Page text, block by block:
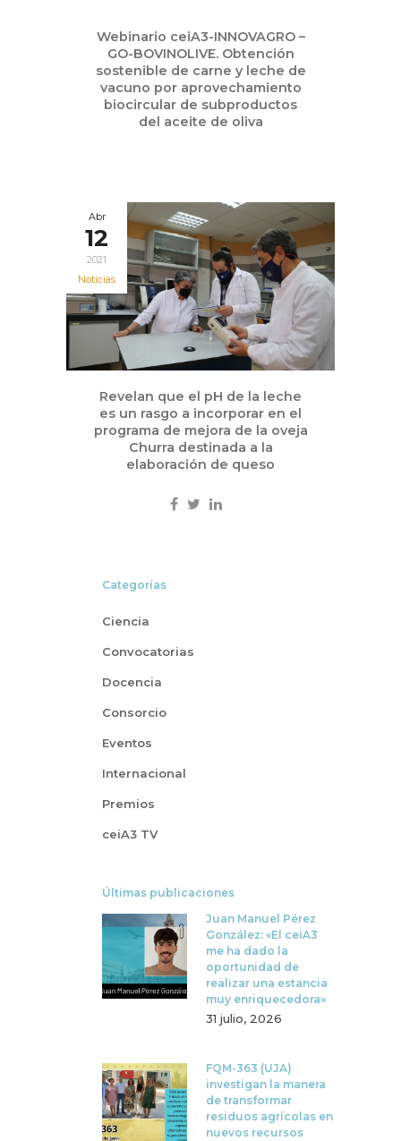
08
2024
Webinario ceiA3-INNOVAGRO –
GO-BOVINOLIVE. Obtención
sostenible de carne y leche de
vacuno por aprovechamiento
biocircular de subproductos
del aceite de oliva
Abr
12
2021
Noticias
Revelan que el pH de la leche
es un rasgo a incorporar en el
programa de mejora de la oveja
Churra destinada a la
elaboración de queso
Categorías
Ciencia
Convocatorias
Docencia
Consorcio
Eventos
Internacional
Premios
ceiA3 TV
Últimas publicaciones
Juan Manuel Pérez
González: «El ceiA3
me ha dado la
oportunidad de
realizar una estancia
muy enriquecedora»
31 julio, 2026
FQM-363 (UJA)
investigan la manera
de transformar
residuos agrícolas en
nuevos recursos